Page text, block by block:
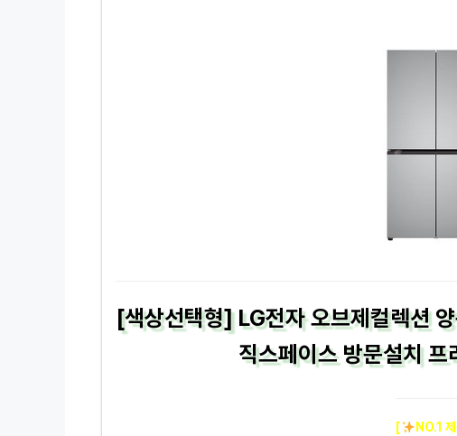
[색상선택형] LG전자 오브제컬렉션
직스페이스 방문설치
[ NO.1